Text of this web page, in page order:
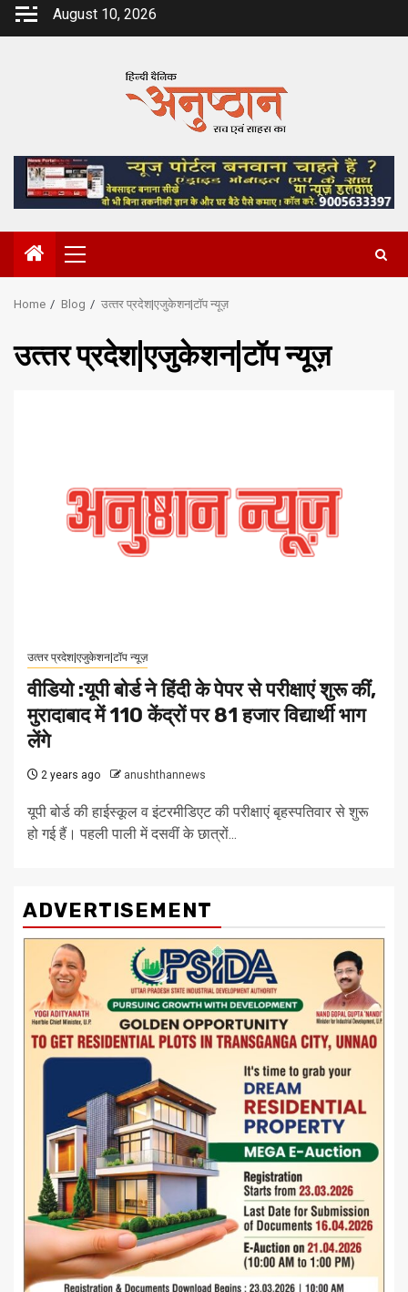
Skip
August 10, 2026
Primary
Menu
Home Blog उत्‍तर प्रदेश|एजुकेशन|टॉप न्यूज़
उत्‍तर प्रदेश|एजुकेशन|टॉप न्यूज़
उत्‍तर प्रदेश|एजुकेशन|टॉप न्यूज़
वीडियो :यूपी बोर्ड ने हिंदी के पेपर से परीक्षाएं शुरू कीं,
मुरादाबाद में 110 केंद्रों पर 81 हजार विद्यार्थी भाग
लेंगे
2 years ago anushthannews
यूपी बोर्ड की हाईस्कूल व इंटरमीडिएट की परीक्षाएं बृहस्पतिवार से शुरू
हो गई हैं। पहली पाली में दसवीं के छात्रों...
ADVERTISEMENT